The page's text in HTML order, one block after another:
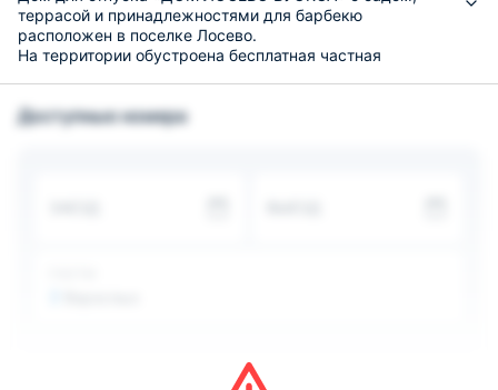
террасой и принадлежностями для барбекю
расположен в поселке Лосево.
На территории обустроена бесплатная частная
ловля.
Доступные номера